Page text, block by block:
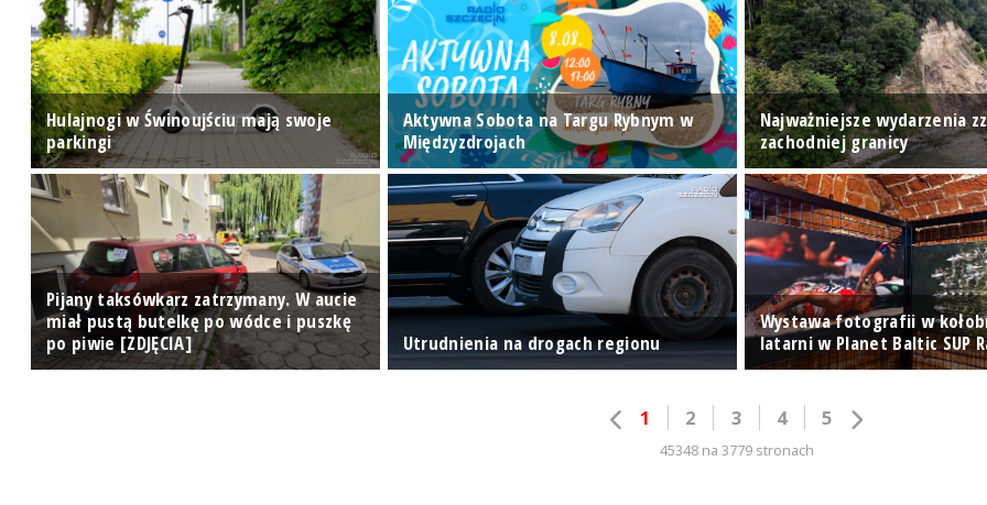
Hulajnogi w Świnoujściu mają swoje
parkingi
Aktywna Sobota na Targu Rybnym w
Międzyzdrojach
Najważniejsze wydarzenia
zachodniej granicy
Pijany taksówkarz zatrzymany. W aucie
miał pustą butelkę po wódce i puszkę
po piwie [ZDJĘCIA]
Utrudnienia na drogach regionu
Wystawa fotografii w
latarni w Planet Baltic SUP
1 2 3 4 5
45348 na 3779 stronach